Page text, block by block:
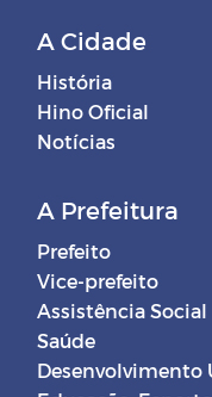
A Cidade
História
Hino Oficial
Notícias
A Prefeitura
Prefeito
Vice-prefeito
Assistência Social
Saúde
Desenvolvimento